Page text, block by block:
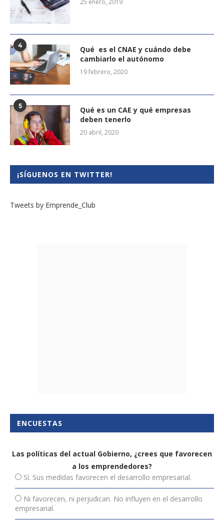
25 enero, 2019
4
Qué es el CNAE y cuándo debe
cambiarlo el autónomo
19 febrero, 2020
5
Qué es un CAE y qué empresas
deben tenerlo
20 abril, 2020
¡SÍGUENOS EN TWITTER!
Tweets by Emprende_Club
ENCUESTAS
Las políticas del actual Gobierno, ¿crees que favorecen
a los emprendedores?
Sí. Sus medidas favorecen el desarrollo empresarial.
Ni favorecen, ni perjudican. No influyen en el desarrollo
empresarial.